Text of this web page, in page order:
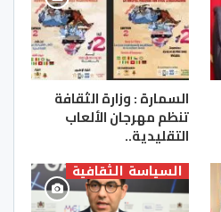
السمارة : وزارة الثقافة
تنظم مهرجان الألعاب
التقليدية..
السياسة الثقافية